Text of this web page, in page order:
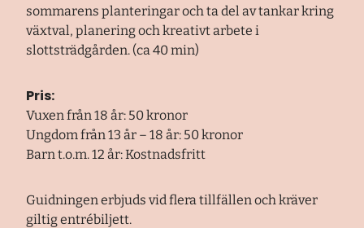
sommarens planteringar och ta del av tankar kring
växtval, planering och kreativt arbete i
slottsträdgården. (ca 40 min)
Pris:
Vuxen från 18 år: 50 kronor
Ungdom från 13 år – 18 år: 50 kronor
Barn t.o.m. 12 år: Kostnadsfritt
Guidningen erbjuds vid flera tillfällen och kräver
giltig entrébiljett.